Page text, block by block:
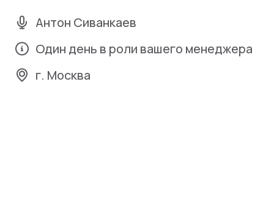
Антон Сиванкаев
Один день в роли вашего менеджера
г. Москва